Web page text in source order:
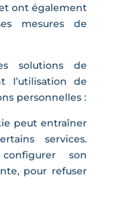
ont également
mesures de
solutions de
l’utilisation de
personnelles :
peut entraîner
services.
son
pour refuser